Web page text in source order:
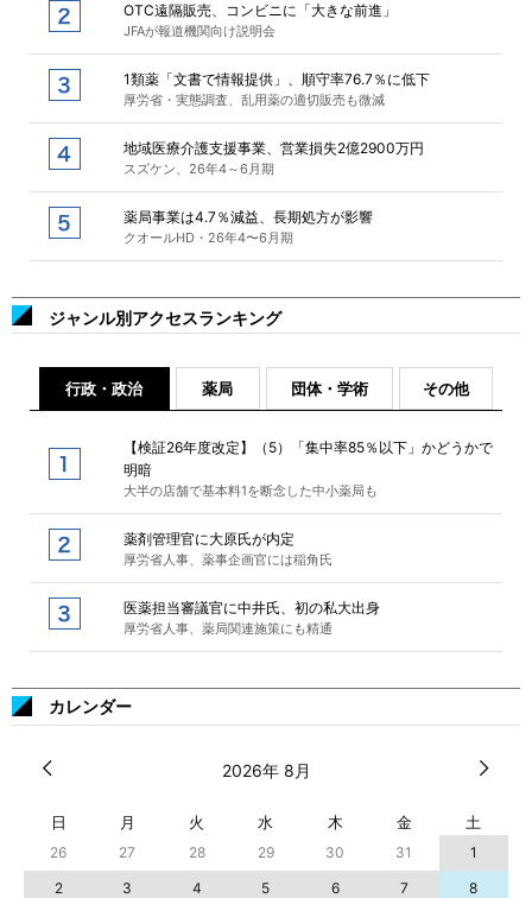
OTC遠隔販売、コンビニに「大きな前進」
JFAが報道機関向け説明会
1類薬「文書で情報提供」、順守率76.7％に低下
厚労省・実態調査、乱用薬の適切販売も微減
地域医療介護支援事業、営業損失2億2900万円
スズケン、26年4～6月期
薬局事業は4.7％減益、長期処方が影響
クオールHD・26年4〜6月期
ジャンル別アクセスランキング
行政・政治 薬局 団体・学術 その他
【検証26年度改定】（5）「集中率85％以下」かどうかで
明暗
大半の店舗で基本料1を断念した中小薬局も
薬剤管理官に大原氏が内定
厚労省人事、薬事企画官には稲角氏
医薬担当審議官に中井氏、初の私大出身
厚労省人事、薬局関連施策にも精通
カレンダー
2026年 8月
日 月 火 水 木 金 土
26 27 28 29 30 31
1
2
3 4 5 6 7
8